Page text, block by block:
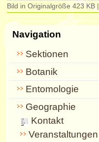
Bild in Originalgröße 423 KB |
Navigation
Sektionen
Botanik
Entomologie
Geographie
Kontakt
Veranstaltungen